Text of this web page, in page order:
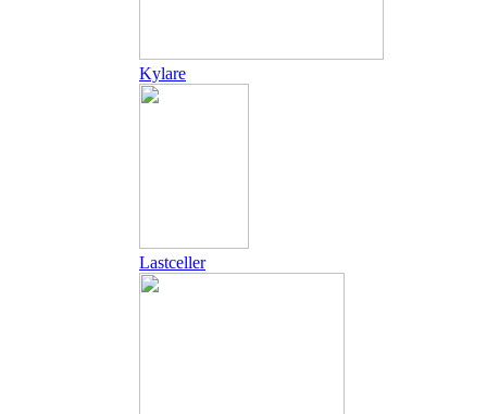
Kylare
Lastceller